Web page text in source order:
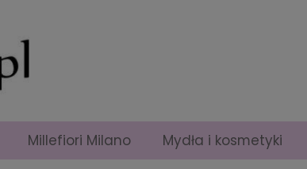
Millefiori Milano Mydła i kosmetyki